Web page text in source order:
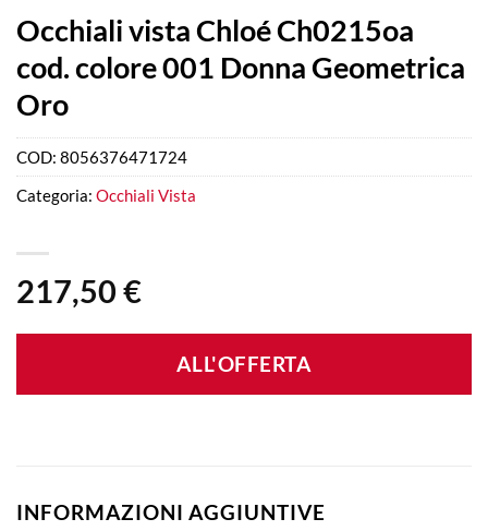
Occhiali vista Chloé Ch0215oa
cod. colore 001 Donna Geometrica
Oro
217,50 €
ALL'OFFERTA
COD: 8056376471724
Categoria: Occhiali Vista
INFORMAZIONI AGGIUNTIVE